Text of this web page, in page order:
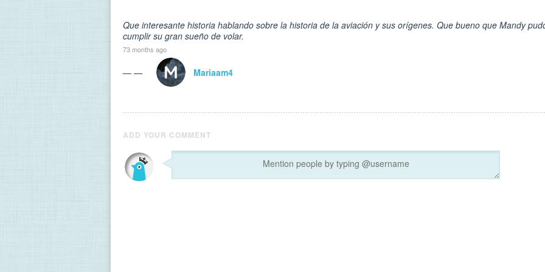
Que interesante historia hablando sobre la historia de la aviación y sus orígenes. Que bueno que Mandy
cumplir su gran sueño de volar.
73 months ago
— — Mariaam4
ADD YOUR COMMENT